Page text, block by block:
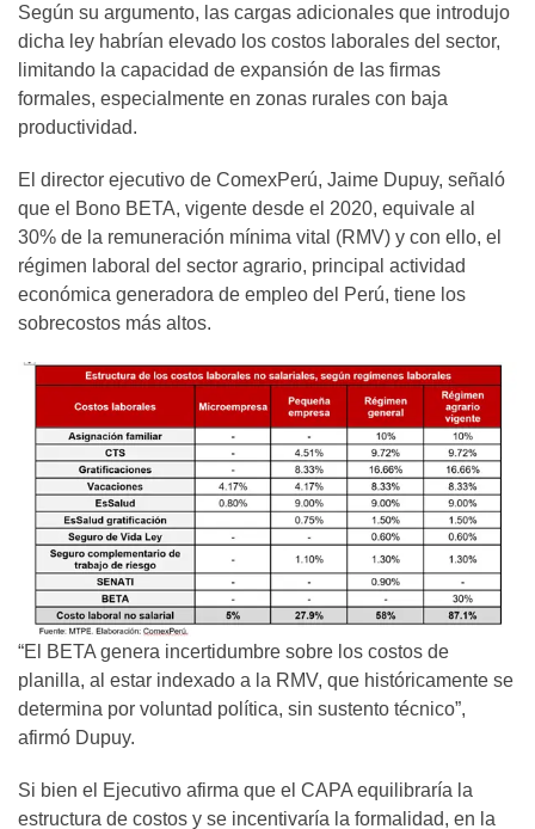
Según su argumento, las cargas adicionales que introdujo
dicha ley habrían elevado los costos laborales del sector,
limitando la capacidad de expansión de las firmas
formales, especialmente en zonas rurales con baja
productividad.
El director ejecutivo de ComexPerú, Jaime Dupuy, señaló
que el Bono BETA, vigente desde el 2020, equivale al
30% de la remuneración mínima vital (RMV) y con ello, el
régimen laboral del sector agrario, principal actividad
económica generadora de empleo del Perú, tiene los
sobrecostos más altos.
“El BETA genera incertidumbre sobre los costos de
planilla, al estar indexado a la RMV, que históricamente se
determina por voluntad política, sin sustento técnico”,
afirmó Dupuy.
Si bien el Ejecutivo afirma que el CAPA equilibraría la
estructura de costos y se incentivaría la formalidad, en la